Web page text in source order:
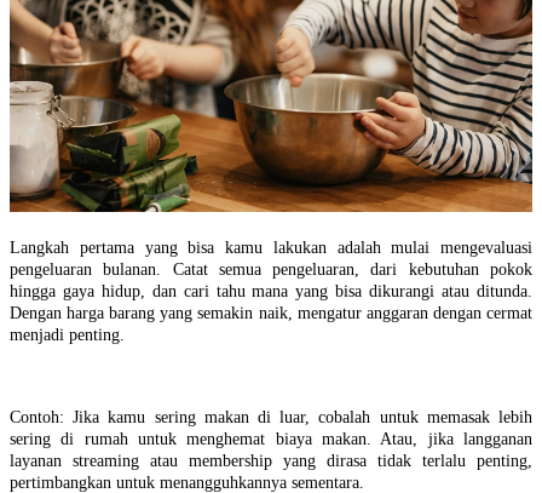
Langkah pertama yang bisa kamu lakukan adalah mulai mengevaluasi
pengeluaran bulanan. Catat semua pengeluaran, dari kebutuhan pokok
hingga gaya hidup, dan cari tahu mana yang bisa dikurangi atau ditunda.
Dengan harga barang yang semakin naik, mengatur anggaran dengan cermat
menjadi penting.
Contoh: Jika kamu sering makan di luar, cobalah untuk memasak lebih
sering di rumah untuk menghemat biaya makan. Atau, jika langganan
layanan streaming atau membership yang dirasa tidak terlalu penting,
pertimbangkan untuk menangguhkannya sementara.